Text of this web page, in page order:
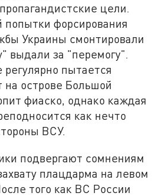
цели.
попытки форсирования
Украины смонтировали
выдали за "перемогу".
пытается
на острове Большой
фиаско, однако каждая
как нечто
ВСУ.
подвергают сомнениям
плацдарма на левом
того как ВС России